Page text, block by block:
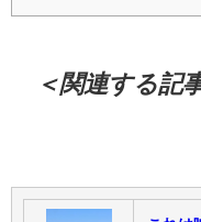
＜関連する記